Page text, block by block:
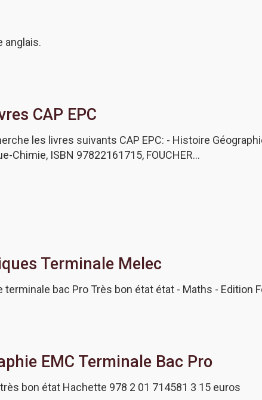
anglais.
CAP EPC
les livres suivants CAP EPC: - Histoire
Chimie, ISBN 97822161715, FOUCHER…
Terminale Melec
bac Pro Très bon état état - Maths - Edition
EMC Terminale Bac Pro
bon état Hachette 978 2 01 714581 3 15 euros